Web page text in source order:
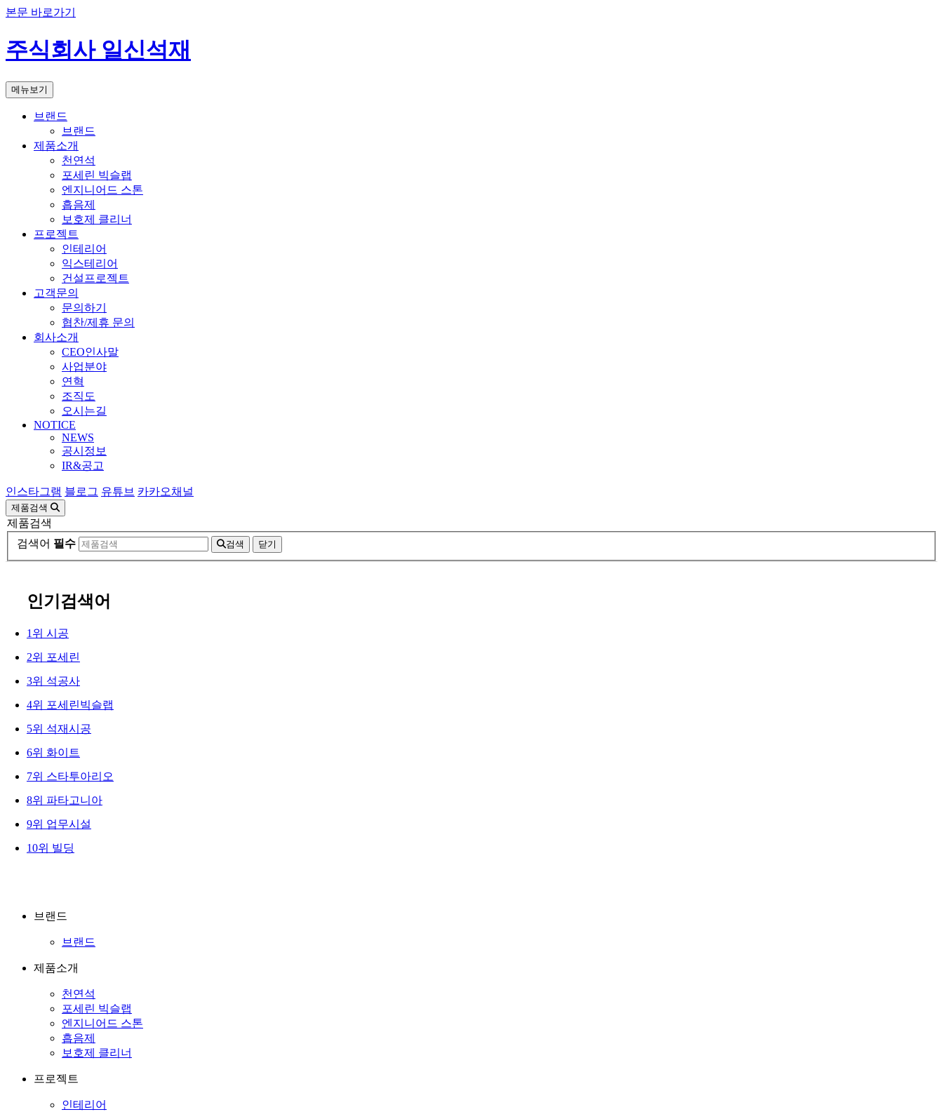
본문 바로가기
주식회사 일신석재
메뉴보기
브랜드
브랜드
제품소개
천연석
포세린 빅슬랩
엔지니어드 스톤
흡음제
보호제 클리너
프로젝트
인테리어
익스테리어
건설프로젝트
고객문의
문의하기
협찬/제휴 문의
회사소개
CEO인사말
사업분야
연혁
조직도
오시는길
NOTICE
NEWS
공시정보
IR&공고
인스타그램 블로그 유튜브 카카오채널
제품검색
제품검색
검색어 필수 검색 닫기
인기검색어
1 위 시공
2위 포세린
3위 석공사
4위 포세린빅슬랩
5위 석재시공
6위 화이트
7위 스타투아리오
8위 파타고니아
9위 업무시설
10위 빌딩
브랜드
브랜드
제품소개
천연석
포세린 빅슬랩
엔지니어드 스톤
흡음제
보호제 클리너
프로젝트
인테리어